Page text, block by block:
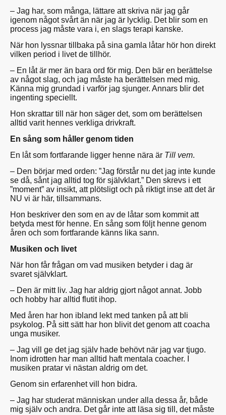
– Jag har, som många, lättare att skriva när jag går
igenom något svårt än när jag är lycklig. Det blir som en
process jag måste vara i, en slags terapi kanske.
När hon lyssnar tillbaka på sina gamla låtar hör hon direkt
vilken period i livet de tillhör.
– En låt är mer än bara ord för mig. Den bär en berättelse
av något slag, och jag måste ha berättelsen med mig.
Känna mig grundad i varför jag sjunger. Annars blir det
ingenting speciellt.
Hon skrattar till när hon säger det, som om berättelsen
alltid varit hennes verkliga drivkraft.
En sång som håller genom tiden
En låt som fortfarande ligger henne nära är Till vem.
– Den börjar med orden: ”Jag förstår nu det jag inte kunde
se då, sånt jag alltid tog för självklart.” Den skrevs i ett
”moment” av insikt, att plötsligt och på riktigt inse att det är
NU vi är här, tillsammans.
Hon beskriver den som en av de låtar som kommit att
betyda mest för henne. En sång som följt henne genom
åren och som fortfarande känns lika sann.
Musiken och livet
När hon får frågan om vad musiken betyder i dag är
svaret självklart.
– Den är mitt liv. Jag har aldrig gjort något annat. Jobb
och hobby har alltid flutit ihop.
Med åren har hon ibland lekt med tanken på att bli
psykolog. På sitt sätt har hon blivit det genom att coacha
unga musiker.
– Jag vill ge det jag själv hade behövt när jag var tjugo.
Inom idrotten har man alltid haft mentala coacher. I
musiken pratar vi nästan aldrig om det.
Genom sin erfarenhet vill hon bidra.
– Jag har studerat människan under alla dessa år, både
mig själv och andra. Det går inte att läsa sig till, det måste